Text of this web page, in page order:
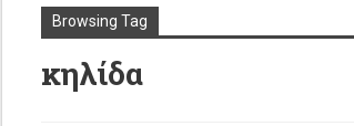
Browsing Tag
κηλίδα